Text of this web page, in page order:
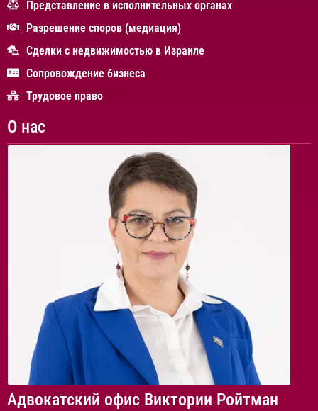
Представление в исполнительных органах
Разрешение споров (медиация)
Сделки с недвижимостью в Израиле
Сопровождение бизнеса
Трудовое право
О нас
Адвокатский офис Виктории Ройтман